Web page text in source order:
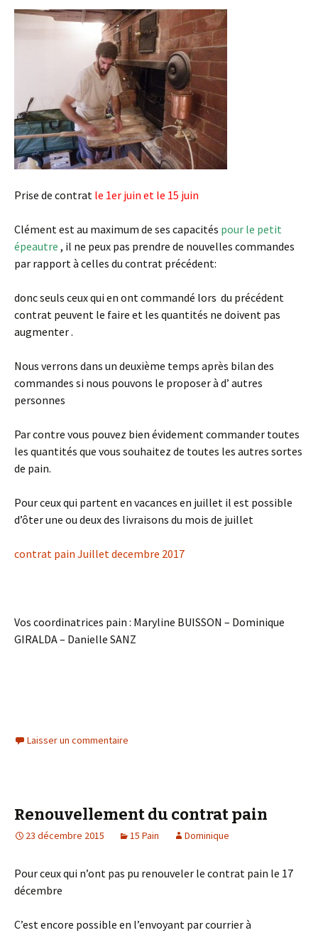
Prise de contrat le 1er juin et le 15 juin
Clément est au maximum de ses capacités pour le petit
épeautre , il ne peux pas prendre de nouvelles commandes
par rapport à celles du contrat précédent:
donc seuls ceux qui en ont commandé lors du précédent
contrat peuvent le faire et les quantités ne doivent pas
augmenter .
Nous verrons dans un deuxième temps après bilan des
commandes si nous pouvons le proposer à d’ autres
personnes
Par contre vous pouvez bien évidement commander toutes
les quantités que vous souhaitez de toutes les autres sortes
de pain.
Pour ceux qui partent en vacances en juillet il est possible
d’ôter une ou deux des livraisons du mois de juillet
contrat pain Juillet decembre 2017
Vos coordinatrices pain : Maryline BUISSON – Dominique
GIRALDA – Danielle SANZ
Laisser un commentaire
Renouvellement du contrat pain
23 décembre 2015 15 Pain Dominique
Pour ceux qui n’ont pas pu renouveler le contrat pain le 17
décembre
C’est encore possible en l’envoyant par courrier à